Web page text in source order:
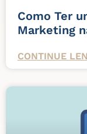
Como Ter
Marketing
CONTINUE